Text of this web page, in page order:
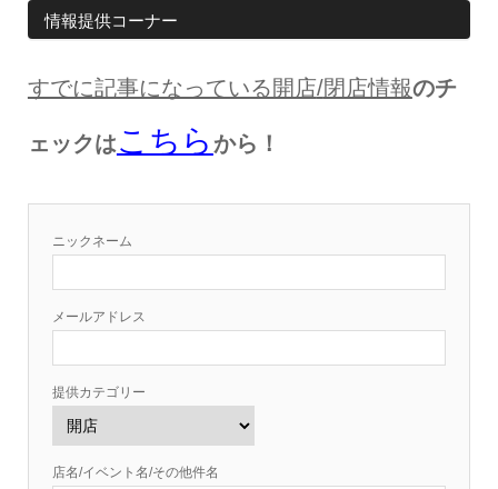
情報提供コーナー
すでに記事になっている開店/閉店情報のチ
ェックはこちら から！
ニックネーム
メールアドレス
提供カテゴリー
店名/イベント名/その他件名